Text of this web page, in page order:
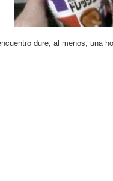
dure, al menos, una